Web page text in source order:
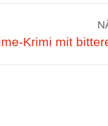
Krimi mit